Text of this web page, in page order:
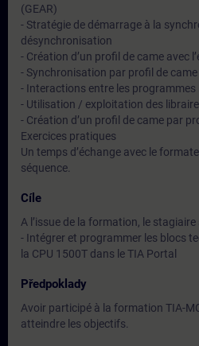
(GEAR)
- Stratégie de démarrage à la
désynchronisation
- Création d’un profil de came avec
- Synchronisation par profil de came
- Interactions entre les
- Utilisation / exploitation des
- Création d’un profil de came par
Exercices pratiques
Un temps d’échange avec le
séquence.
Cíle
A l’issue de la formation, le stagiaire
- Intégrer et programmer les blocs
la CPU 1500T dans le TIA Portal
Předpoklady
Avoir participé à la formation TIA-
atteindre les objectifs.